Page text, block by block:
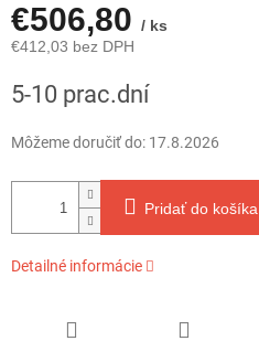
€506,80 / ks
€412,03 bez DPH
cena:
5-10 prac.dní
Môžeme doručiť do: 17.8.2026
Pridať do košíka
Detailné informácie